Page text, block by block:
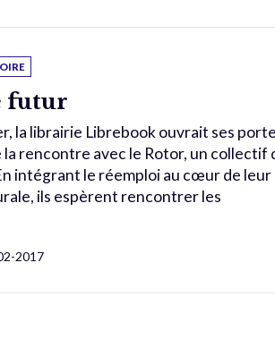
futur
la librairie Librebook ouvrait ses
la rencontre avec le Rotor, un collectif
intégrant le réemploi au cœur de leur
ils espèrent rencontrer les
2017